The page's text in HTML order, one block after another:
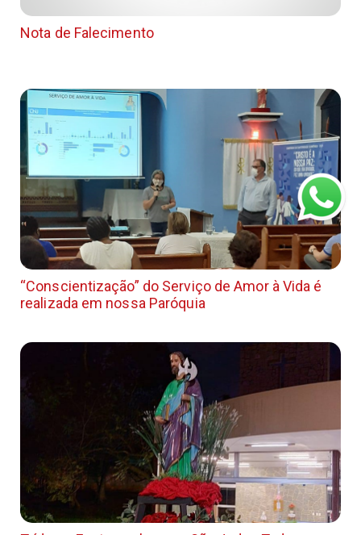
Nota de Falecimento
“Conscientização” do Serviço de Amor à Vida é
realizada em nossa Paróquia